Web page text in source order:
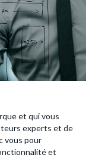
et qui vous
experts et de
vous pour
et